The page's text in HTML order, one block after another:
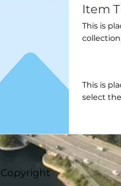
Item
This is
This is
select
Copyright